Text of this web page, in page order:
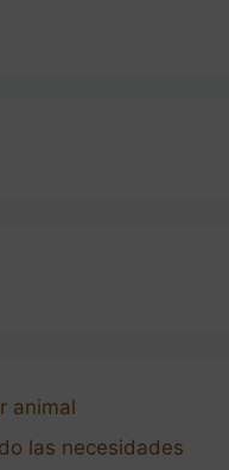
animal
las necesidades